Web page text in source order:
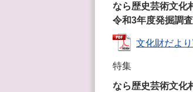
なら歴史芸術文化
令和3年度発掘調
文化財だよ
特集
なら歴史芸術文化